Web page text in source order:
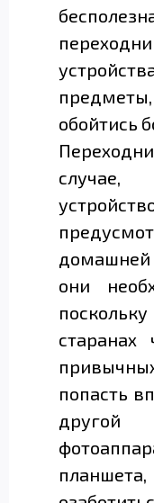
обойтись
домашней
они
старанах
попасть